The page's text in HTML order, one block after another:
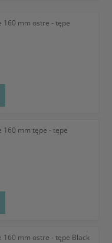
160 mm ostre - tępe
160 mm tępe - tępe
160 mm ostre - tępe Black